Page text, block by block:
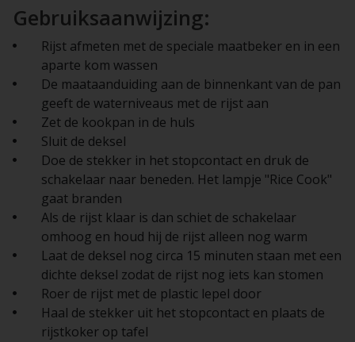
Gebruiksaanwijzing:
Rijst afmeten met de speciale maatbeker en in een
aparte kom wassen
De maataanduiding aan de binnenkant van de pan
geeft de waterniveaus met de rijst aan
Zet de kookpan in de huls
Sluit de deksel
Doe de stekker in het stopcontact en druk de
schakelaar naar beneden. Het lampje "Rice Cook"
gaat branden
Als de rijst klaar is dan schiet de schakelaar
omhoog en houd hij de rijst alleen nog warm
Laat de deksel nog circa 15 minuten staan met een
dichte deksel zodat de rijst nog iets kan stomen
Roer de rijst met de plastic lepel door
Haal de stekker uit het stopcontact en plaats de
rijstkoker op tafel